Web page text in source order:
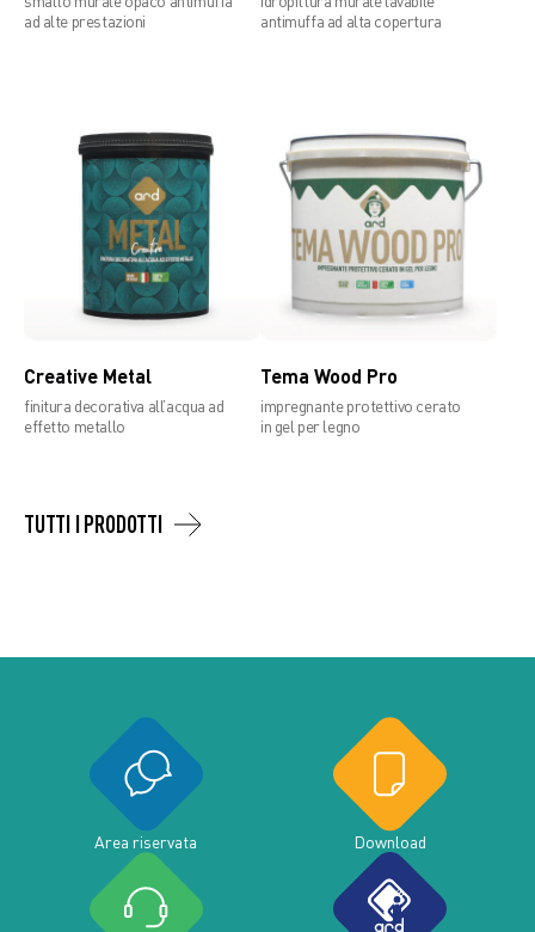
ad alte prestazioni
antimuffa ad alta copertura
Creative Metal
finitura decorativa all’acqua ad
effetto metallo
Tema Wood Pro
impregnante protettivo cerato
in gel per legno
TUTTI I PRODOTTI
Area riservata Download